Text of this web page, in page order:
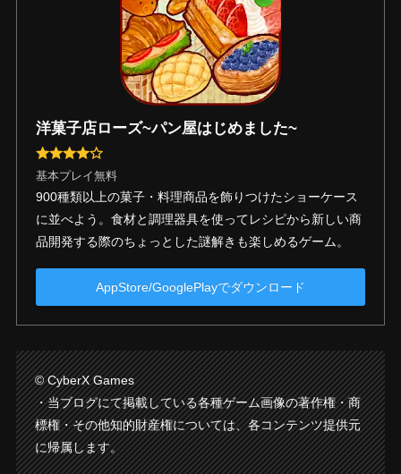
洋菓子店ローズ~パン屋はじめました~
基本プレイ無料
900種類以上の菓子・料理商品を飾りつけたショーケース
に並べよう。食材と調理器具を使ってレシピから新しい商
品開発する際のちょっとした謎解きも楽しめるゲーム。
AppStore/GooglePlayでダウンロード
© CyberX Games
・当ブログにて掲載している各種ゲーム画像の著作権・商
標権・その他知的財産権については、各コンテンツ提供元
に帰属します。